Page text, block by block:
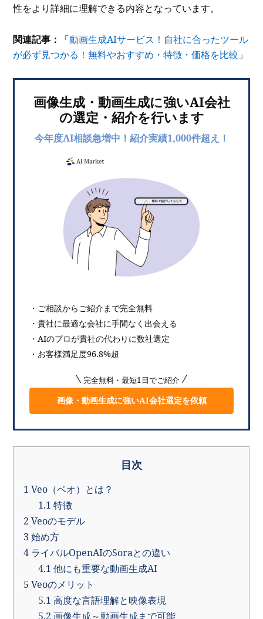
性をより詳細に理解できる内容となっています。
関連記事： 「動画生成AIサービス！自社に合ったツール
が必ず見つかる！無料やおすすめ・特徴・価格を比較 」
画像生成・動画生成に強いAI会社
の選定・紹介を行います
今年度AI相談急増中！紹介実績1,000件超え！
・ご相談からご紹介まで完全無料
・貴社に最適な会社に手間なく出会える
・AIのプロが貴社の代わりに数社選定
・お客様満足度96.8%超
完全無料・最短1日でご紹介
画像・動画生成に強いAI会社選定を依頼
目次
1 Veo（ベオ）とは？
1.1 特徴
2 Veoのモデル
3 始め方
4 ライバルOpenAIのSoraとの違い
4.1 他にも重要な動画生成AI
5 Veoのメリット
5.1 高度な言語理解と映像表現
5.2 画像生成～動画生成まで可能